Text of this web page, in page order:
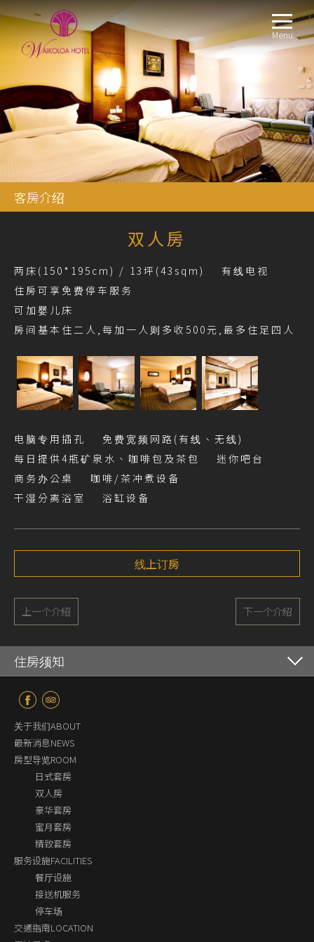
Menu
客房介绍
双人房
两床(150*195cm) / 13坪(43sqm) 有线电视
住房可享免费停车服务
可加婴儿床
房间基本住二人,每加一人则多收500元,最多住足四人
电脑专用插孔 免费宽频网路(有线、无线)
每日提供4瓶矿泉水、咖啡包及茶包 迷你吧台
商务办公桌 咖啡/茶冲煮设备
干湿分离浴室 浴缸设备
线上订房
下一个介绍
上一个介绍
住房须知
关于我们ABOUT
最新消息NEWS
房型导览ROOM
日式套房
双人房
豪华套房
蜜月套房
精致套房
服务设施FACILITIES
餐厅设施
接送机服务
停车场
交通指南LOCATION